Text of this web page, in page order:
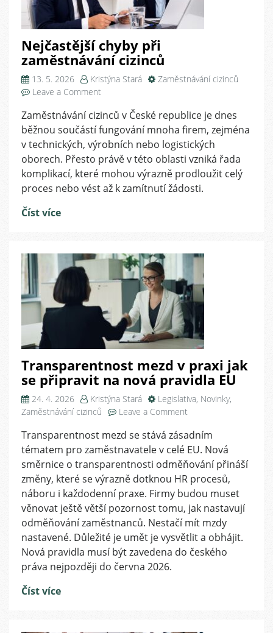
Nejčastější chyby při
zaměstnávání cizinců
13. 5. 2026 Kristýna Stará
Zaměstnávání cizinců
Leave a Comment
chyby
při
zaměstnávání
cizinců
Zaměstnávání cizinců v České republice je dnes
běžnou součástí fungování mnoha firem, zejména
v technických, výrobních nebo logistických
oborech. Přesto právě v této oblasti vzniká řada
komplikací, které mohou výrazně prodloužit celý
proces nebo vést až k zamítnutí žádosti.
Číst více
Transparentnost mezd v praxi jak
se připravit na nová pravidla EU
24. 4. 2026 Kristýna Stará Legislativa, Novinky,
Zaměstnávání cizinců
Leave a Comment
mezd
v
praxi
jak
se
připravit
na
nová
pravidla
EU
Transparentnost mezd se stává zásadním
tématem pro zaměstnavatele v celé EU. Nová
směrnice o transparentnosti odměňování přináší
změny, které se výrazně dotknou HR procesů,
náboru i každodenní praxe. Firmy budou muset
věnovat ještě větší pozornost tomu, jak nastavují
odměňování zaměstnanců. Nestačí mít mzdy
nastavené. Důležité je umět je vysvětlit a obhájit.
Nová pravidla musí být zavedena do českého
práva nejpozději do června 2026.
Číst více